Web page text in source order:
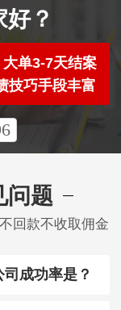
？
单3-7天结案
技巧手段丰富
问题
回款不收取佣金
司成功率是？